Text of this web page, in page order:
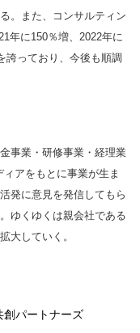
。また、コンサルティン
年に150％増、2022年に
誇っており、今後も順調
事業・研修事業・経理業
アをもとに事業が生ま
発に意見を発信してもら
ゆくゆくは親会社である
大していく。
創パートナーズ